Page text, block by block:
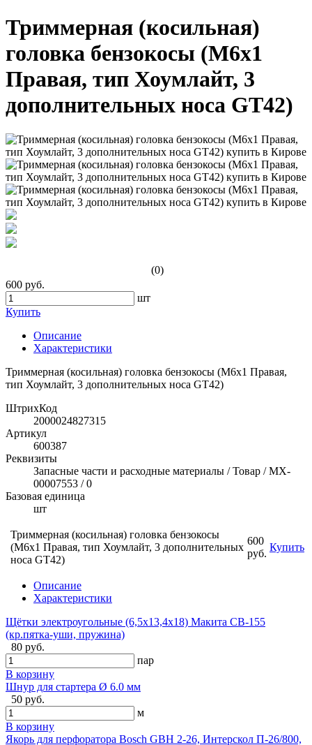
Триммерная (косильная)
головка бензокосы (M6x1
Правая, тип Хоумлайт, 3
дополнительных носа GT42)
(0)
600 руб.
шт
Купить
Описание
Характеристики
Триммерная (косильная) головка бензокосы (M6x1 Правая,
тип Хоумлайт, 3 дополнительных носа GT42)
ШтрихКод
2000024827315
Артикул
600387
Реквизиты
Запасные части и расходные материалы / Товар / MX-
00007553 / 0
Базовая единица
шт
Триммерная (косильная) головка бензокосы
(M6x1 Правая, тип Хоумлайт, 3 дополнительных
носа GT42)
600
руб.
Купить
Описание
Характеристики
Щётки электроугольные (6,5х13,4х18) Макита CB-155
(кр.пятка-уши, пружина)
80 руб.
пар
В корзину
Шнур для стартера Ø 6.0 мм
50 руб.
м
В корзину
Якорь для перфоратора Bosch GBH 2-26, Интерскол П-26/800,